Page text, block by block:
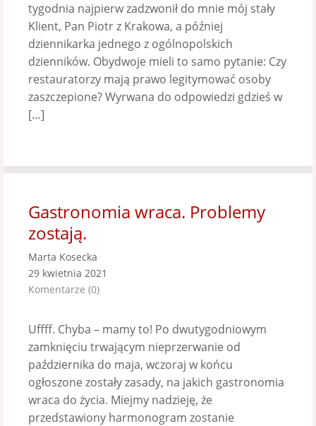
tygodnia najpierw zadzwonił do mnie mój stały
Klient, Pan Piotr z Krakowa, a później
dziennikarka jednego z ogólnopolskich
dzienników. Obydwoje mieli to samo pytanie: Czy
restauratorzy mają prawo legitymować osoby
zaszczepione? Wyrwana do odpowiedzi gdzieś w
[…]
Gastronomia wraca. Problemy
zostają.
Marta Kosecka
29 kwietnia 2021
Komentarze (0)
Uffff. Chyba – mamy to! Po dwutygodniowym
zamknięciu trwającym nieprzerwanie od
października do maja, wczoraj w końcu
ogłoszone zostały zasady, na jakich gastronomia
wraca do życia. Miejmy nadzieję, że
przedstawiony harmonogram zostanie